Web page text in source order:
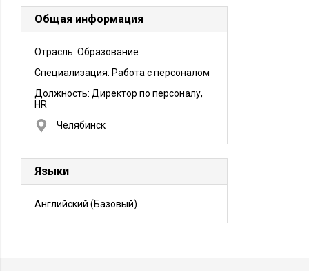
т.д. 6. Обеспечение и развитие
эффективных условий труда через
инфраструктуру компании
(административно-хозяйственное
Описание деятельности компании:
рынке развивающих товаров для детей с
Букварь с пелёнок, Мир на ладошке,
Кармашкины книжки и др. - пользуются
ближнего и дальнего зарубежья.
Общая информация
Отрасль: Образование
Специализация: Работа с персоналом
Должность: Директор по персоналу,
HR
Челябинск
Языки
Английский (Базовый)